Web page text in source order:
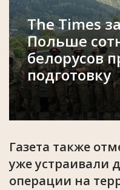
The Times
Польше
белорусов
подготовку
Газета также
уже устраивали
операции на